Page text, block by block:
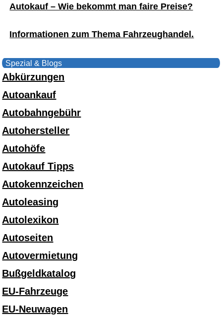
Autokauf – Wie bekommt man faire Preise?
Informationen zum Thema Fahrzeughandel.
Spezial & Blogs
Abkürzungen
Autoankauf
Autobahngebühr
Autohersteller
Autohöfe
Autokauf Tipps
Autokennzeichen
Autoleasing
Autolexikon
Autoseiten
Autovermietung
Bußgeldkatalog
EU-Fahrzeuge
EU-Neuwagen